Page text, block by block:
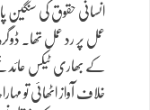
انسانی حقوق کی سنگین
عمل پر رد عمل تھا۔
کے بھاری ٹیکس
خلاف آواز اٹھائی تو